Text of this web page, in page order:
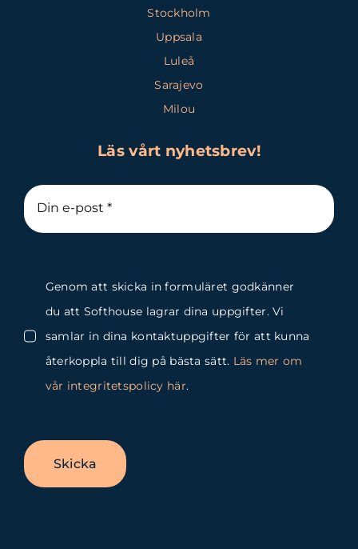
Stockholm
Uppsala
Luleå
Sarajevo
Milou
Läs vårt nyhetsbrev!
Genom att skicka in formuläret godkänner
du att Softhouse lagrar dina uppgifter. Vi
samlar in dina kontaktuppgifter för att kunna
återkoppla till dig på bästa sätt. Läs mer om
vår integritetspolicy här.
Skicka